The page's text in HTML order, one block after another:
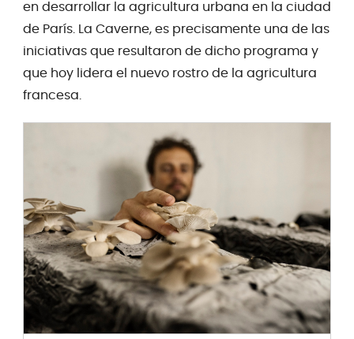
en desarrollar la agricultura urbana en la ciudad
de París. La Caverne, es precisamente una de las
iniciativas que resultaron de dicho programa y
que hoy lidera el nuevo rostro de la agricultura
francesa.